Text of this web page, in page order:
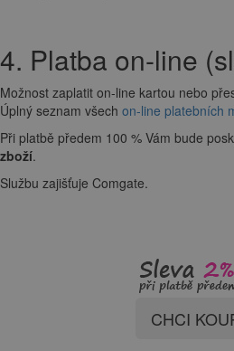
4. Platba on-line
Možnost zaplatit on-line kartou nebo
Úplný seznam všech on-line platebních
Při platbě předem 100 % Vám bude
zboží.
Službu zajišťuje Comgate.
CHCI